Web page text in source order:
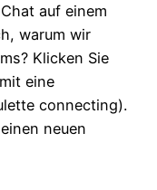
auf einem
warum wir
Klicken Sie
eine
connecting).
neuen